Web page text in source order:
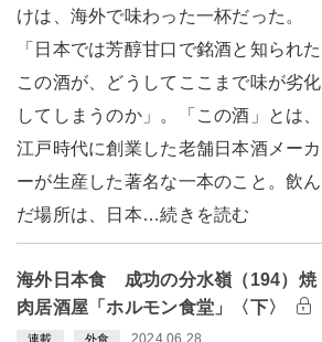
けは、海外で味わった一杯だった。
「日本では芳醇甘口で銘酒と知られた
この酒が、どうしてここまで味が劣化
してしまうのか」。「この酒」とは、
江戸時代に創業した老舗日本酒メーカ
ーが生産した著名な一本のこと。飲ん
だ場所は、日本…続きを読む
海外日本食 成功の分水嶺（194）焼
肉居酒屋「ホルモン食堂」〈下〉
連載 外食